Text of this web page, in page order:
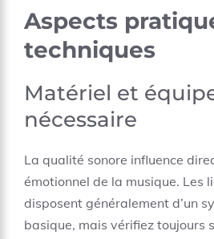
Aspects
techniques
Matériel et
nécessaire
La qualité sonore influence
émotionnel de la musique. Les
disposent généralement d’un
basique, mais vérifiez toujours